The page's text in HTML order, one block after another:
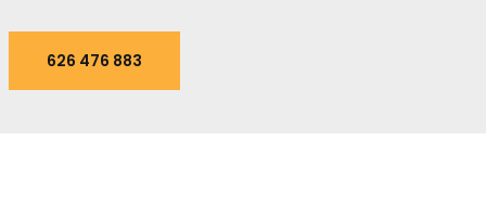
626 476 883